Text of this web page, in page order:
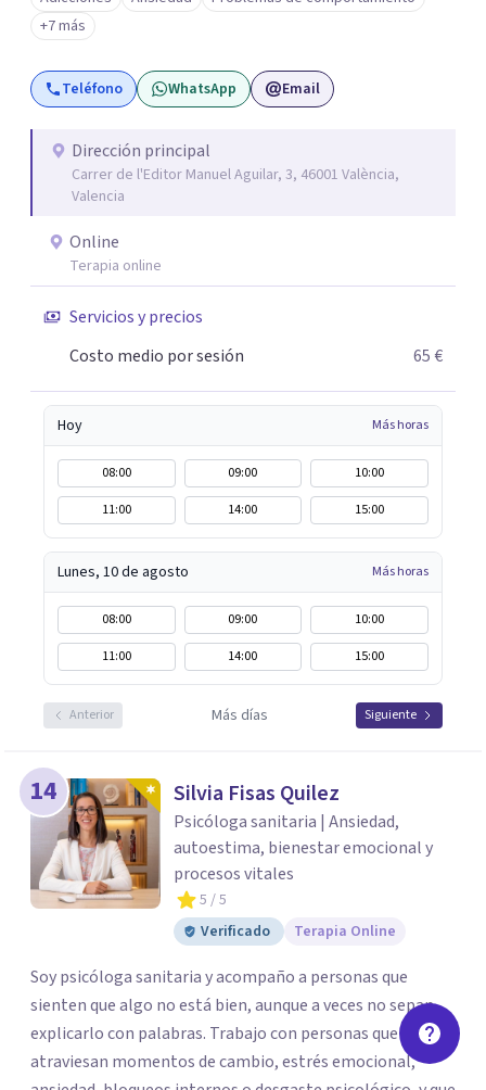
psicológicos en el ámbito de familia, civil, penal y laboral.
Soy miembro del Listado Oficial de Psicólogos Forenses
del Colegio Oficial de Psicólogos de la Comunidad
Valencia (LOPF). Y realizo mi trabajo en CONECTA Centro
+7 más
Teléfono WhatsApp Email
Dirección principal
Carrer de l'Editor Manuel Aguilar, 3, 46001 València,
Valencia
Online
Terapia online
Servicios y precios
Costo medio por sesión
65 €
Hoy Más horas
08:00 09:00
10:00
11:00
14:00 15:00
Lunes, 10 de agosto Más horas
08:00 09:00
10:00
11:00
14:00 15:00
Anterior Más días Siguiente
14 Silvia Fisas Quilez
Psicóloga sanitaria | Ansiedad,
autoestima, bienestar emocional y
procesos vitales
5 / 5
Verificado
Terapia Online
Soy psicóloga sanitaria y acompaño a personas que
sienten que algo no está bien, aunque a veces no sepan
explicarlo con palabras. Trabajo con personas que
atraviesan momentos de cambio, estrés emocional,